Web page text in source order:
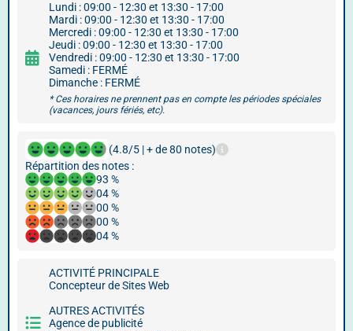
Lundi : 09:00 - 12:30 et 13:30 - 17:00
Mardi : 09:00 - 12:30 et 13:30 - 17:00
Mercredi : 09:00 - 12:30 et 13:30 - 17:00
Jeudi : 09:00 - 12:30 et 13:30 - 17:00
Vendredi : 09:00 - 12:30 et 13:30 - 17:00
Samedi : FERMÉ
Dimanche : FERMÉ
* Ces horaires ne prennent pas en compte les périodes spéciales
(vacances, jours fériés, etc).
(4.8/5 | + de 80 notes)
Répartition des notes :
93 %
04 %
00 %
00 %
04 %
ACTIVITÉ PRINCIPALE
Concepteur de Sites Web
AUTRES ACTIVITÉS
Agence de publicité